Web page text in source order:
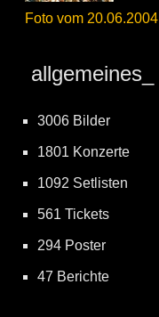
Foto vom 20.06.2004
allgemeines_
3006 Bilder
1801 Konzerte
1092 Setlisten
561 Tickets
294 Poster
47 Berichte